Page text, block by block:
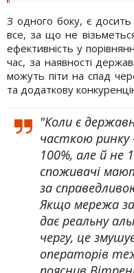
З одного боку, є
все, за що не
ефективність у
час, за наявності
можуть піти на спад
та додаткову
"Коли є
часткою
100%, але й не
споживачі
за
Якщо мережа
дає реальну
чергу, це
операторів